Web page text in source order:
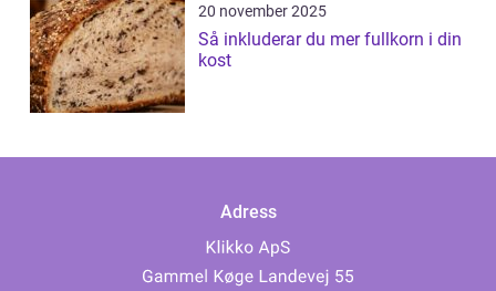
20 november 2025
Så inkluderar du mer fullkorn i din
kost
Adress